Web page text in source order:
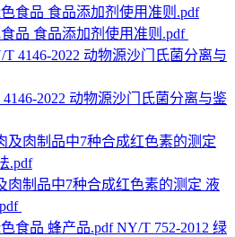
品 食品添加剂使用准则.pdf
2022 动物源沙门氏菌分离与鉴
肉制品中7种合成红色素的测定 液
NY/T 752-2012 绿